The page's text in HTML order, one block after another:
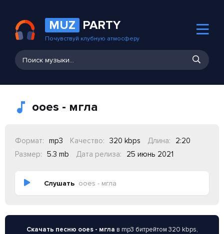
MUZ PARTY
Почувствуй клубную атмосферу
ooes - мгла
Формат: mp3 Качество: 320 kbps Длина:
2:20
Размер:
5.3 mb Дата релиза: 25 июнь 2021
Слушать ooes - мгла
Скачать песню ooes - мгла в mp3 битрейтом 320 kbps,